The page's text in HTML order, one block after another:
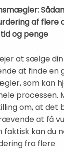
af flere
og penge
at sælge
at finde en
som kan
processen.
om, at det
at få
faktisk kan du
fra flere